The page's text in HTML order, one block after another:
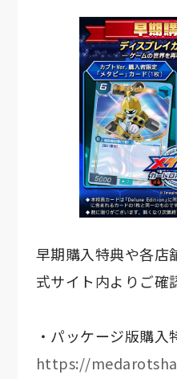
早期購入特典や各店
式サイト内よりご確
・パッケージ版購入
https://